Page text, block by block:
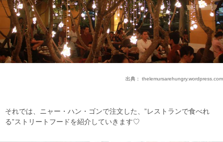
出典： thelemursarehungry.wordpress.com
それでは、ニャー・ハン・ゴンで注文した、”レストランで食べれ
る”ストリートフードを紹介していきます♡